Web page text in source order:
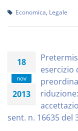
Economica Legale
18
nov
2013
esercizio
sent. n. 16635 del